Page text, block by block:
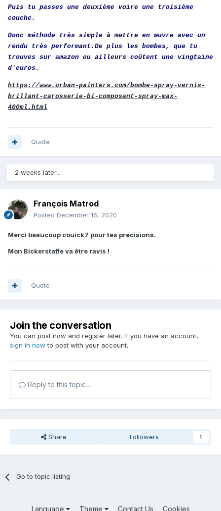
Puis tu passes une deuxième voire une troisième
couche.
Donc méthode très simple à mettre en œuvre avec un
rendu très performant.De plus les bombes, que tu
trouves sur amazon ou ailleurs coûtent une vingtaine
d'euros.
https://www.urban-painters.com/bombe-spray-vernis-
brillant-carosserie-bi-composant-spray-max-
400ml.html
Quote
2 weeks later...
François Matrod
Posted December 16, 2020
Merci beaucoup couick7 pour tes précisions.
Mon Bickerstaffe va être ravis !
Quote
Join the conversation
You can post now and register later. If you have an account,
sign in now to post with your account.
Reply to this topic...
Share Followers 1
Go to topic listing
Language Theme Contact Us Cookies